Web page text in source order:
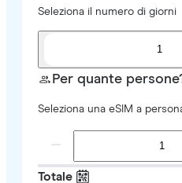
Seleziona il numero di giorni
1
Per quante
Seleziona una eSIM a
Totale